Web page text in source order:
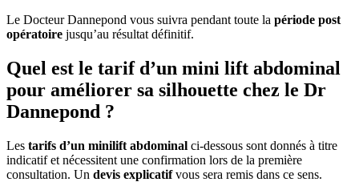
Le Docteur Dannepond vous suivra pendant toute la période post
opératoire jusqu’au résultat définitif.
Quel est le tarif d’un mini lift abdominal
pour améliorer sa silhouette chez le Dr
Dannepond ?
Les tarifs d’un minilift abdominal ci-dessous sont donnés à titre
indicatif et nécessitent une confirmation lors de la première
consultation. Un devis explicatifvous sera remis dans ce sens.